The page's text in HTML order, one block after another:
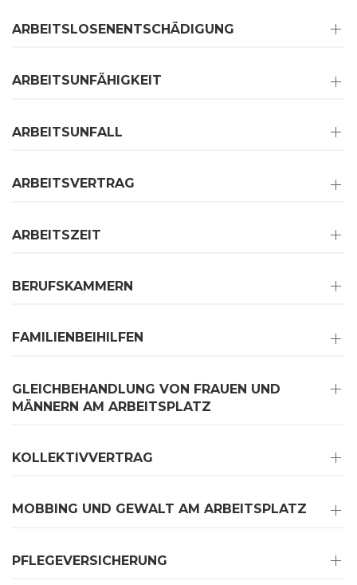
ARBEITSLOSENENTSCHÄDIGUNG
ARBEITSUNFÄHIGKEIT
ARBEITSUNFALL
ARBEITSVERTRAG
ARBEITSZEIT
BERUFSKAMMERN
FAMILIENBEIHILFEN
GLEICHBEHANDLUNG VON FRAUEN UND
MÄNNERN AM ARBEITSPLATZ
KOLLEKTIVVERTRAG
MOBBING UND GEWALT AM ARBEITSPLATZ
PFLEGEVERSICHERUNG